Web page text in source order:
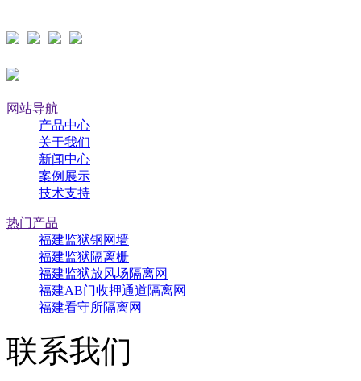
网站导航
产品中心
关于我们
新闻中心
案例展示
技术支持
热门产品
福建监狱钢网墙
福建监狱隔离栅
福建监狱放风场隔离网
福建AB门收押通道隔离网
福建看守所隔离网
联系我们